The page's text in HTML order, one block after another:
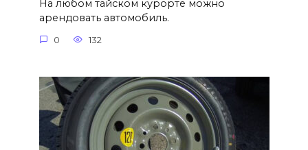
На любом тайском курорте можно
арендовать автомобиль.
0 132